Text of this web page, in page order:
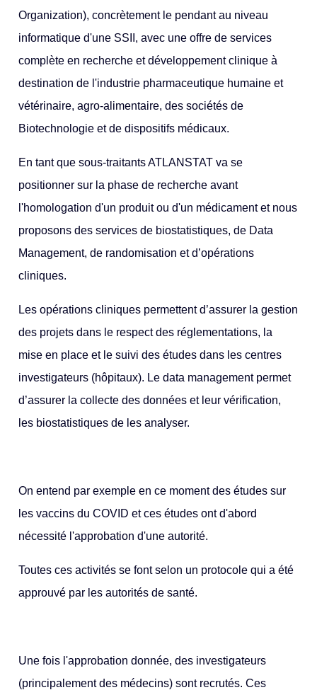
Organization), concrètement le pendant au niveau
informatique d'une SSII, avec une offre de services
complète en recherche et développement clinique à
destination de l'industrie pharmaceutique humaine et
vétérinaire, agro-alimentaire, des sociétés de
Biotechnologie et de dispositifs médicaux.
En tant que sous-traitants ATLANSTAT va se
positionner sur la phase de recherche avant
l'homologation d'un produit ou d'un médicament et nous
proposons des services de biostatistiques, de Data
Management, de randomisation et d’opérations
cliniques.
Les opérations cliniques permettent d’assurer la gestion
des projets dans le respect des réglementations, la
mise en place et le suivi des études dans les centres
investigateurs (hôpitaux). Le data management permet
d’assurer la collecte des données et leur vérification,
les biostatistiques de les analyser.
On entend par exemple en ce moment des études sur
les vaccins du COVID et ces études ont d'abord
nécessité l'approbation d'une autorité.
Toutes ces activités se font selon un protocole qui a été
approuvé par les autorités de santé.
Une fois l'approbation donnée, des investigateurs
(principalement des médecins) sont recrutés. Ces